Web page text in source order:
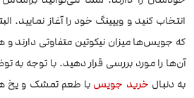
انتخاب کنید و ویپینگ خود را آغاز نمایید.
که جویس‌ها میزان نیکوتین متفاوتی دارند
آن‌ها را مورد بررسی قرار دهید. با توجه به
به دنبال خرید جویس با طعم تمشک و یخ